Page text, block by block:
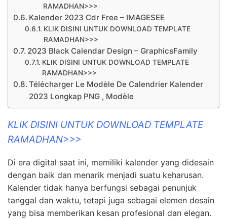
RAMADHAN>>>
Kalender 2023 Cdr Free – IMAGESEE
KLIK DISINI UNTUK DOWNLOAD TEMPLATE
RAMADHAN>>>
2023 Black Calendar Design – GraphicsFamily
KLIK DISINI UNTUK DOWNLOAD TEMPLATE
RAMADHAN>>>
Télécharger Le Modèle De Calendrier Kalender
2023 Longkap PNG , Modèle
KLIK DISINI UNTUK DOWNLOAD TEMPLATE
RAMADHAN>>>
Di era digital saat ini, memiliki kalender yang didesain
dengan baik dan menarik menjadi suatu keharusan.
Kalender tidak hanya berfungsi sebagai penunjuk
tanggal dan waktu, tetapi juga sebagai elemen desain
yang bisa memberikan kesan profesional dan elegan.